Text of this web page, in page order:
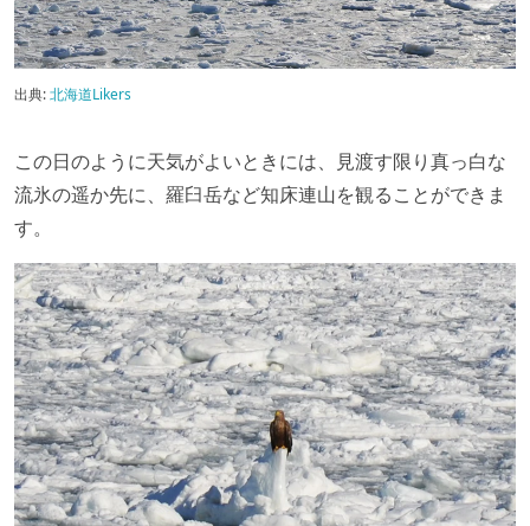
出典:北海道Likers
この日のように天気がよいときには、見渡す限り真っ白な
流氷の遥か先に、羅臼岳など知床連山を観ることができま
す。